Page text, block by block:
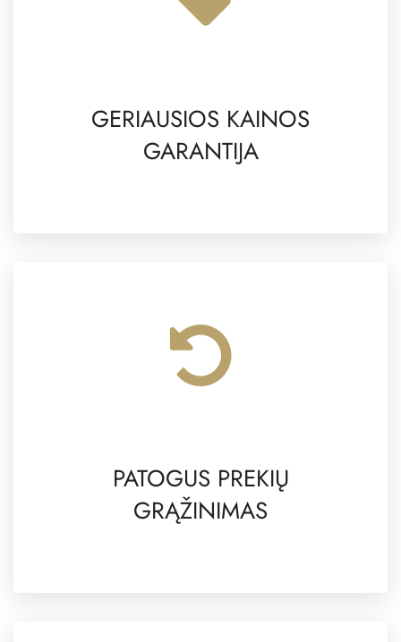
GERIAUSIOS KAINOS
GARANTIJA
PATOGUS PREKIŲ
GRĄŽINIMAS